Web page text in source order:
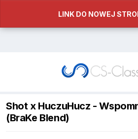
LINK DO NOWEJ
Shot x HuczuHucz -
(BraKe Blend)